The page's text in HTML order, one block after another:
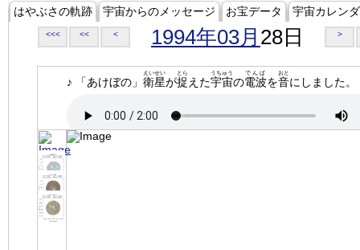
はやぶさの軌跡 宇宙からのメッセージ お宝データ 宇宙カレン
<<< << < 1994年03月 28日 >
♪ 「あけぼの」 衛星
えいせい
が捉
とら
えた宇宙
うちゅう
の電波
でんぱ
を音
おと
にしました。